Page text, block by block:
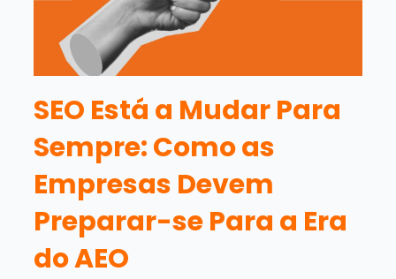
SEO Está a Mudar Para
Sempre: Como as
Empresas Devem
Preparar-se Para a Era
do AEO